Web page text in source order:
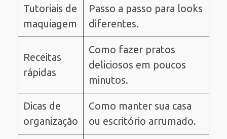
Tutoriais de
maquiagem
Passo a passo para looks
diferentes.
Receitas
rápidas
Como fazer pratos
deliciosos em poucos
minutos.
Dicas de
organização
Como manter sua casa
ou escritório arrumado.